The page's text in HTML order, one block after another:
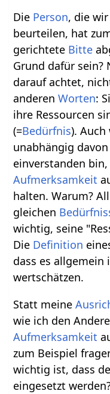
Die Person, die
beurteilen, hat
gerichtete Bitte
Grund dafür sein?
darauf achtet,
anderenWorten:
ihre Ressourcen
(=Bedürfnis). Auch
unabhängig
einverstanden
Aufmerksamkeit
halten. Warum?
gleichen
wichtig, seine
Die Definition
dass es
wertschätzen.
Statt meine
wie ich den
Aufmerksamkeit
zum Beispiel
wichtig ist, dass
eingesetzt